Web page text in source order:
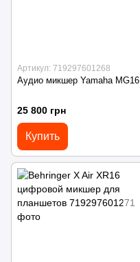
Артикул: 719297601268
Аудио микшер Yamaha MG16
25 800 грн
Купить